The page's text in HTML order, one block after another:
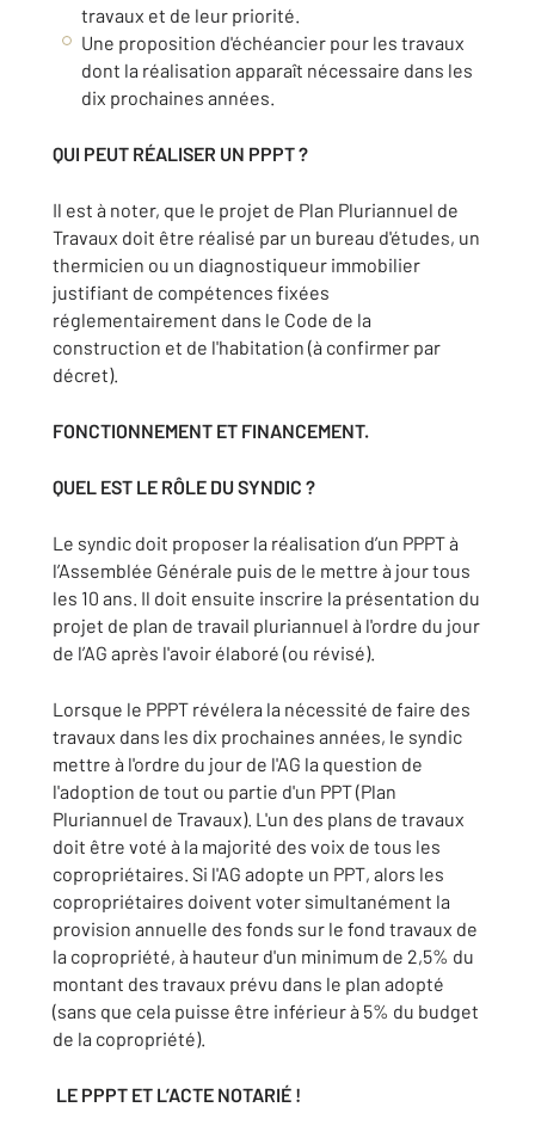
travaux et de leur priorité.
Une proposition d'échéancier pour les travaux
dont la réalisation apparaît nécessaire dans les
dix prochaines années.
QUI PEUT RÉALISER UN PPPT ?
Il est à noter, que le projet de Plan Pluriannuel de
Travaux doit être réalisé par un bureau d'études, un
thermicien ou un diagnostiqueur immobilier
justifiant de compétences fixées
réglementairement dans le Code de la
construction et de l'habitation (à confirmer par
décret).
FONCTIONNEMENT ET FINANCEMENT.
QUEL EST LE RÔLE DU SYNDIC ?
Le syndic doit proposer la réalisation d’un PPPT à
l’Assemblée Générale puis de le mettre à jour tous
les 10 ans. Il doit ensuite inscrire la présentation du
projet de plan de travail pluriannuel à l'ordre du jour
de l’AG après l'avoir élaboré (ou révisé).
Lorsque le PPPT révélera la nécessité de faire des
travaux dans les dix prochaines années, le syndic
mettre à l'ordre du jour de l'AG la question de
l'adoption de tout ou partie d'un PPT (Plan
Pluriannuel de Travaux). L'un des plans de travaux
doit être voté à la majorité des voix de tous les
copropriétaires. Si l'AG adopte un PPT, alors les
copropriétaires doivent voter simultanément la
provision annuelle des fonds sur le fond travaux de
la copropriété, à hauteur d'un minimum de 2,5% du
montant des travaux prévu dans le plan adopté
(sans que cela puisse être inférieur à 5% du budget
de la copropriété).
LE PPPT ET L’ACTE NOTARIÉ !